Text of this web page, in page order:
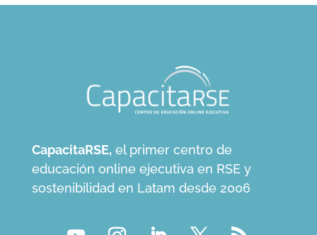
CapacitaRSE, el primer centro de
educación online ejecutiva en RSE y
sostenibilidad en Latam desde 2006